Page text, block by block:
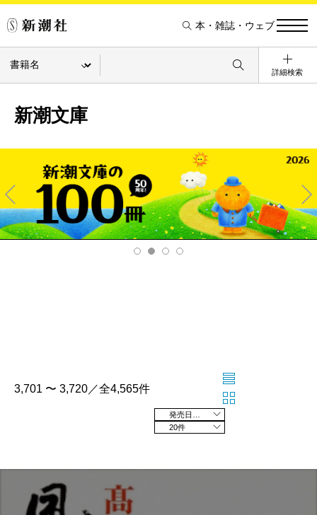
本・雑誌・ウェブ
詳細検索
新潮文庫
Pre
v
Ne
xt
3,701 〜 3,720／全4,565件
20件